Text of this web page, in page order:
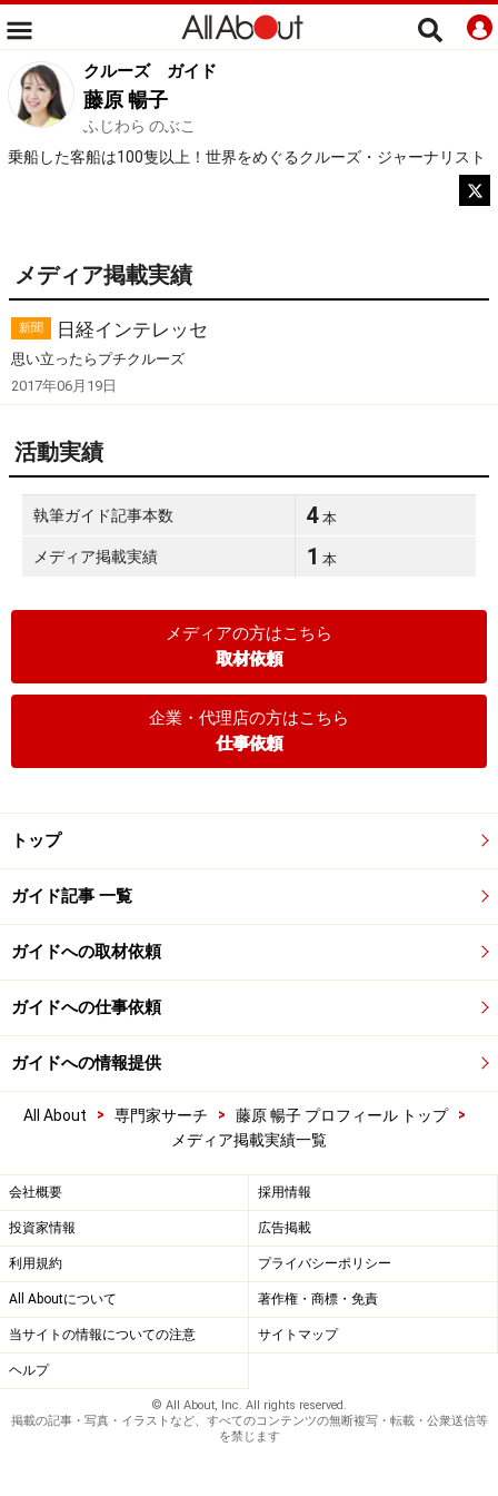
クルーズ ガイド
藤原 暢子
ふじわら のぶこ
乗船した客船は100隻以上！世界をめぐるクルーズ・ジャーナリスト
メディア掲載実績
新聞 日経インテレッセ
思い立ったらプチクルーズ
2017年06月19日
活動実績
執筆ガイド記事本数 4 本
メディア掲載実績 1 本
メディアの方はこちら
取材依頼
企業・代理店の方はこちら
仕事依頼
トップ
ガイド記事 一覧
ガイドへの取材依頼
ガイドへの仕事依頼
ガイドへの情報提供
All About > 専門家サーチ > 藤原 暢子 プロフィール トップ
>
メディア掲載実績一覧
会社概要 採用情報
投資家情報 広告掲載
利用規約 プライバシーポリシー
All Aboutについて 著作権・商標・免責
当サイトの情報についての注意 サイトマップ
ヘルプ
© All About, Inc. All rights reserved.
掲載の記事・写真・イラストなど、すべてのコンテンツの無断複写・転載・公衆送信等
を禁じます